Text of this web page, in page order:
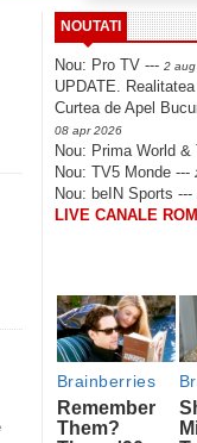
NOUTATI
Nou: Pro TV --- 2
UPDATE.
Curtea de Apel
08 apr 2026
Nou: Prima World &
Nou: TV5 Monde ---
Nou: beIN Sports ---
LIVE CANALE